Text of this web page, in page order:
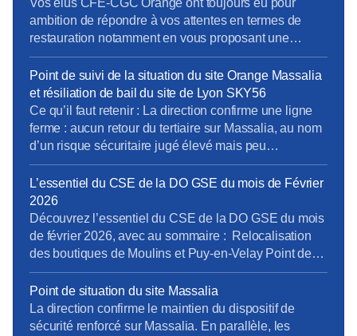
Vos élus CFE-CGC Orange ont toujours eu pour
ambition de répondre à vos attentes en termes de
restauration notamment en vous proposant une
diversité de choix, de flexibilité et de qualité partout et
pour tous. Après l’installation des frigos connectés et
la signature d’un premier RIE Génération à seulement
240m du site d’Orange Stadium, les […]
Point de suivi de la situation du site Orange Massalia
et résiliation de bail du site de Lyon SKY56
Ce qu’il faut retenir : La direction confirme une ligne
ferme : aucun retour du tertiaire sur Massalia, au nom
d’un risque sécuritaire jugé élevé mais peu
documenté en instance. La direction met en place une
organisation transitoire largement pilotée par les
managers et un outil de réservation, au détriment d’un
véritable cadre social partagé. […]
L’essentiel du CSE de la DO GSE du mois de Février
2026
Découvrez l’essentiel du CSE de la DO GSE du mois
de février 2026, avec au sommaire : Relocalisation
des boutiques de Moulins et Puy-en-Velay Point de
situation du site Massalia Si vous souhaitez lire
l’intégralité de notre publication, cliquez sur le lien ci-
dessous : essentiel_du_cse_fevrier_2026_004.pdf
Point de situation du site Massalia
La direction confirme le maintien du dispositif de
sécurité renforcé sur Massalia. En parallèle, les